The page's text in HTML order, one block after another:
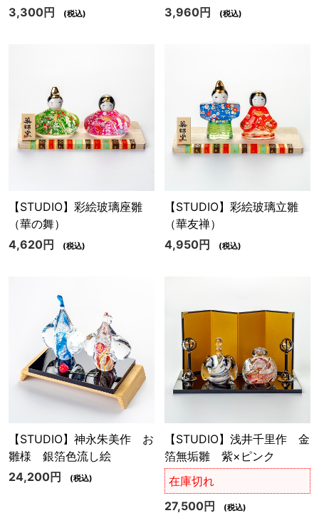
3,300円 (税込)
3,960円
(税込)
【STUDIO】彩絵玻璃座雛
（華の舞）
4,620円
(税込)
【STUDIO】彩絵玻璃立雛
（華友禅）
4,950円
(税込)
【STUDIO】神永朱美作 お
雛様 銀箔色流し絵
24,200円
(税込)
【STUDIO】浅井千里作 金
箔無垢雛 紫×ピンク
在庫切れ
27,500円
(税込)